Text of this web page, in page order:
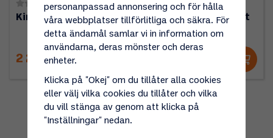
(0)
Kinjia Stove
2 249 kr
(0)
Kamoto OpenFire Pit
Large
personanpassad annonsering och för hålla
våra webbplatser tillförlitliga och säkra. För
detta ändamål samlar vi in information om
användarna, deras mönster och deras
enheter.
Klicka på "Okej" om du tillåter alla cookies
eller välj vilka cookies du tillåter och vilka
du vill stänga av genom att klicka på
"Inställningar" nedan.